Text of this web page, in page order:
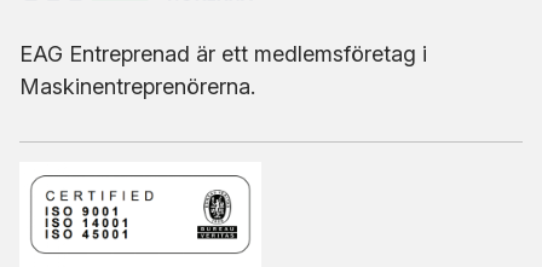
EAG Entreprenad är ett medlemsföretag i
Maskinentreprenörerna.